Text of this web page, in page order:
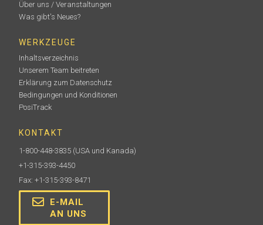
Über uns / Veranstaltungen
Was gibt's Neues?
WERKZEUGE
Inhaltsverzeichnis
Unserem Team beitreten
Erklärung zum Datenschutz
Bedingungen und Konditionen
PosiTrack
KONTAKT
1-800-448-3835 (USA und Kanada)
+1-315-393-4450
Fax: +1-315-393-8471
E-MAIL
AN UNS